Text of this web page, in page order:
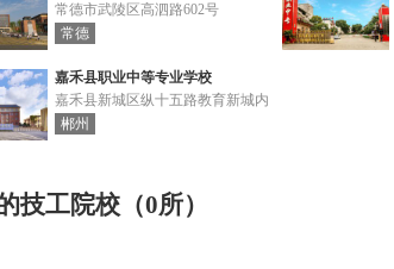
常德市武陵区高泗路602号
常德
嘉禾县职业中等专业学校
嘉禾县新城区纵十五路教育新城内
郴州
技工院校（0所）